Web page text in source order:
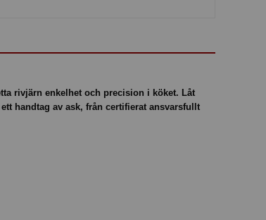
rivjärn enkelhet och precision i köket. Låt
handtag av ask, från certifierat ansvarsfullt